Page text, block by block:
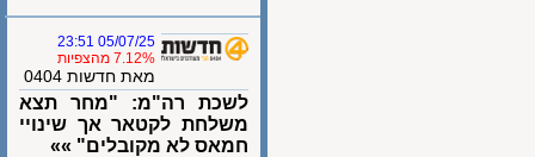
05/07/25 23:51
7.12% מהצפיות
מאת חדשות 0404
לשכת רה"מ: "מחר תצא
משלחת לקטאר אך שינויי
חמאס לא מקובלים" »»